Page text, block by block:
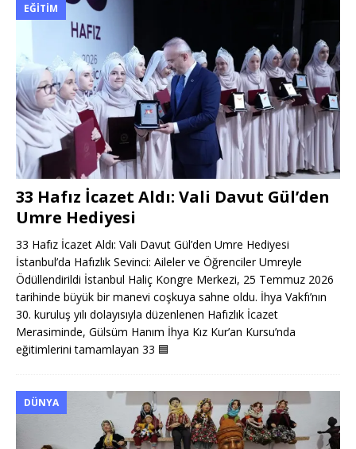
EĞITIM
33 Hafız İcazet Aldı: Vali Davut Gül’den
Umre Hediyesi
33 Hafız İcazet Aldı: Vali Davut Gül’den Umre Hediyesi
İstanbul’da Hafızlık Sevinci: Aileler ve Öğrenciler Umreyle
Ödüllendirildi İstanbul Haliç Kongre Merkezi, 25 Temmuz 2026
tarihinde büyük bir manevi coşkuya sahne oldu. İhya Vakfı’nın
30. kuruluş yılı dolayısıyla düzenlenen Hafızlık İcazet
Merasiminde, Gülsüm Hanım İhya Kız Kur’an Kursu’nda
eğitimlerini tamamlayan 33 🟦
DÜNYA